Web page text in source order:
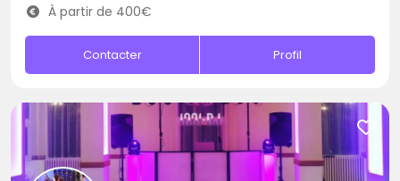
À partir de 400€
Contacter Profil